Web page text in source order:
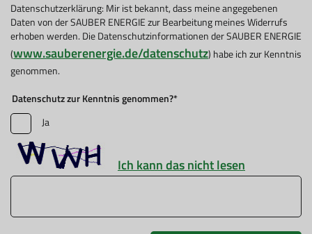
Datenschutzerklärung: Mir ist bekannt, dass meine angegebenen
Daten von der SAUBER ENERGIE zur Bearbeitung meines Widerrufs
erhoben werden. Die Datenschutzinformationen der SAUBER ENERGIE
(www.sauberenergie.de/datenschutz) habe ich zur Kenntnis
genommen.
Datenschutz zur Kenntnis genommen?*
Ja
Ich kann das nicht lesen